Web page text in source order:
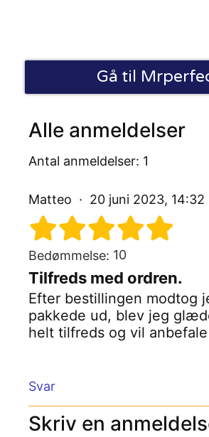
Gå til
Alle anmeldelser
Antal anmeldelser: 1
Matteo 20 juni 2023, 14:32
Bedømmelse: 10
Tilfreds med ordren.
Efter bestillingen modtog
pakkede ud, blev jeg
helt tilfreds og vil
Svar
Skriv en